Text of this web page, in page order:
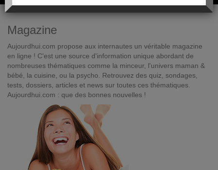
Magazine
Aujourdhui.com propose aux internautes un véritable magazine
en ligne ! C'est une source d'information unique abordant de
nombreuses thématiques comme la minceur, l'univers maman &
bébé, la cuisine, ou la psycho. Retrouvez des quiz, sondages,
tests, dossiers, articles et news sur toutes ces thématiques.
Aujourdhui.com : que des bonnes nouvelles !